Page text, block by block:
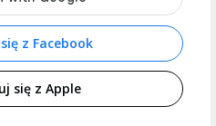
z Facebook
się z Apple